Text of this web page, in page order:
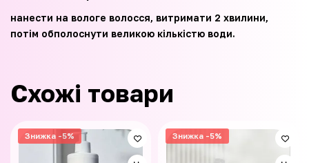
нанести на вологе волосся, витримати 2 хвилини,
потім обполоснути великою кількістю води.
Схожі товари
Знижка -5% Знижка -5%